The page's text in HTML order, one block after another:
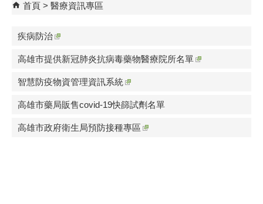
首頁 醫療資訊專區
疾病防治
高雄市提供新冠肺炎抗病毒藥物醫療院所名單
智慧防疫物資管理資訊系統
高雄市藥局販售covid-19快篩試劑名單
高雄市政府衛生局預防接種專區